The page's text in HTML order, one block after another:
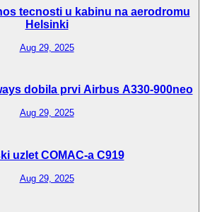
tecnosti u kabinu na aerodromu
Helsinki
Aug 29, 2025
dobila prvi Airbus A330-900neo
Aug 29, 2025
uzlet COMAC-a C919
Aug 29, 2025